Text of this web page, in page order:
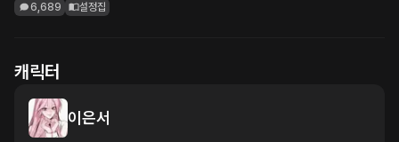
6,689 설정집
캐릭터
이은서